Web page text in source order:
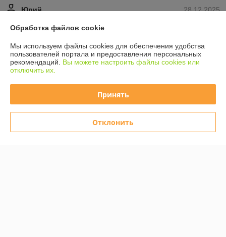
28.12.2025
Юрий
Отлично
Все супер помогли подобрать. Быстро  привезли , получил именно
то что надо и пахать и косить . Спасибо большое.
Контакты
Обработка файлов cookie
Мы используем файлы cookies для обеспечения удобства
пользователей портала и предоставления персональных
рекомендаций. Вы можете настроить файлы cookies или
отключить их.
Принять
Отклонить